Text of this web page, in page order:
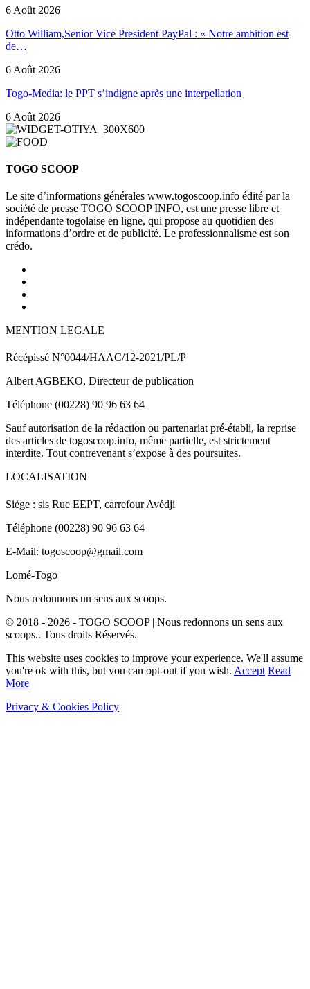
6 Août 2026
Otto William,Senior Vice President PayPal : « Notre ambition est
de…
6 Août 2026
Togo-Media: le PPT s’indigne après une interpellation
6 Août 2026
TOGO SCOOP
Le site d’informations générales www.togoscoop.info édité par la
société de presse TOGO SCOOP INFO, est une presse libre et
indépendante togolaise en ligne, qui propose au quotidien des
informations d’ordre et de publicité. Le professionnalisme est son
crédo.
MENTION LEGALE
Récépissé N°0044/HAAC/12-2021/PL/P
Albert AGBEKO, Directeur de publication
Téléphone (00228) 90 96 63 64
Sauf autorisation de la rédaction ou partenariat pré-établi, la reprise
des articles de togoscoop.info, même partielle, est strictement
interdite. Tout contrevenant s’expose à des poursuites.
LOCALISATION
Siège : sis Rue EEPT, carrefour Avédji
Téléphone (00228) 90 96 63 64
E-Mail: togoscoop@gmail.com
Lomé-Togo
Nous redonnons un sens aux scoops.
© 2018 - 2026 - TOGO SCOOP | Nous redonnons un sens aux
scoops.. Tous droits Réservés.
This website uses cookies to improve your experience. We'll assume
you're ok with this, but you can opt-out if you wish. Accept Read
More
Privacy & Cookies Policy